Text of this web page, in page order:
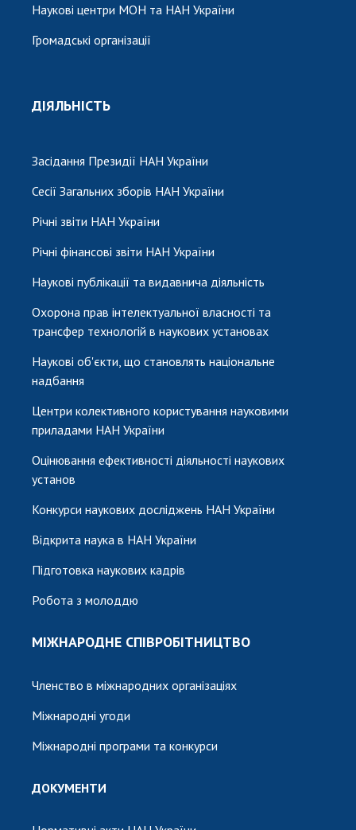
Наукові центри МОН та НАН України
Громадські організації
ДІЯЛЬНІСТЬ
Засідання Президії НАН України
Сесії Загальних зборів НАН України
Річні звіти НАН України
Річні фінансові звіти НАН України
Наукові публікації та видавнича діяльність
Охорона прав інтелектуальної власності та
трансфер технологій в наукових установах
Наукові об'єкти, що становлять національне
надбання
Центри колективного користування науковими
приладами НАН України
Оцінювання ефективності діяльності наукових
установ
Конкурси наукових досліджень НАН України
Відкрита наука в НАН України
Підготовка наукових кадрів
Робота з молоддю
МІЖНАРОДНЕ СПІВРОБІТНИЦТВО
Членство в міжнародних організаціях
Міжнародні угоди
Міжнародні програми та конкурси
ДОКУМЕНТИ